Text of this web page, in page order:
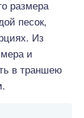
размера
песок,
Из
и
в траншею